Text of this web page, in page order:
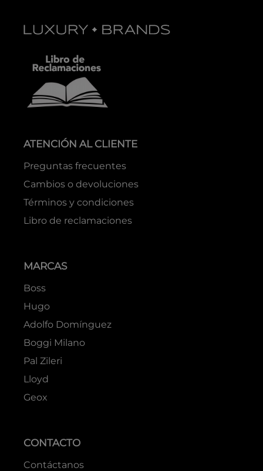
ATENCIÓN AL CLIENTE
Preguntas frecuentes
Cambios o devoluciones
Términos y condiciones
Libro de reclamaciones
MARCAS
Boss
Hugo
Adolfo Domínguez
Boggi Milano
Pal Zileri
Lloyd
Geox
CONTACTO
Contáctanos